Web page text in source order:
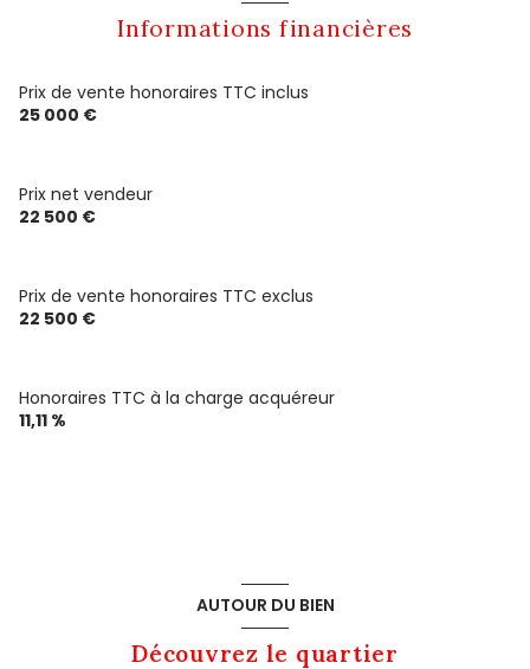
Informations financières
Prix de vente honoraires TTC inclus
25 000 €
Prix net vendeur
22 500 €
Prix de vente honoraires TTC exclus
22 500 €
Honoraires TTC à la charge acquéreur
11,11 %
AUTOUR DU BIEN
Découvrez le quartier